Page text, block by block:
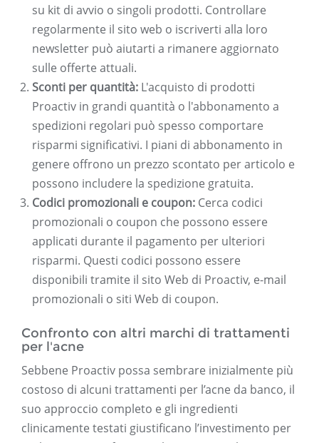
su kit di avvio o singoli prodotti. Controllare
regolarmente il sito web o iscriverti alla loro
newsletter può aiutarti a rimanere aggiornato
sulle offerte attuali.
Sconti per quantità: L'acquisto di prodotti
Proactiv in grandi quantità o l'abbonamento a
spedizioni regolari può spesso comportare
risparmi significativi. I piani di abbonamento in
genere offrono un prezzo scontato per articolo e
possono includere la spedizione gratuita.
Codici promozionali e coupon: Cerca codici
promozionali o coupon che possono essere
applicati durante il pagamento per ulteriori
risparmi. Questi codici possono essere
disponibili tramite il sito Web di Proactiv, e-mail
promozionali o siti Web di coupon.
Confronto con altri marchi di trattamenti
per l'acne
Sebbene Proactiv possa sembrare inizialmente più
costoso di alcuni trattamenti per l’acne da banco, il
suo approccio completo e gli ingredienti
clinicamente testati giustificano l’investimento per